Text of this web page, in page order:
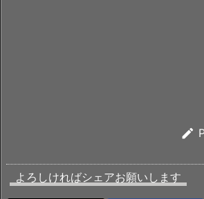

よろしければシェアお願いします